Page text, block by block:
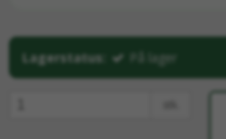
Lagerstatus: På lager